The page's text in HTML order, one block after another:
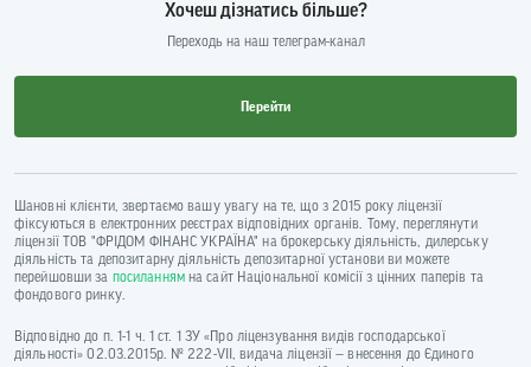
Хочеш дізнатись більше?
Переходь на наш телеграм-канал
Перейти
Шановні клієнти, звертаємо вашу увагу на те, що з 2015 року ліцензії
фіксуються в електронних реєстрах відповідних органів. Тому, переглянути
ліцензії ТОВ "ФРІДОМ ФІНАНС УКРАЇНА" на брокерську діяльність, дилерську
діяльність та депозитарну діяльність депозитарної установи ви можете
перейшовши за посиланнямна сайт Національної комісії з цінних паперів та
фондового ринку.
Відповідно до п. 1-1 ч. 1 ст. 1 ЗУ «Про ліцензування видів господарської
діяльності» 02.03.2015р. № 222-VII, видача ліцензії — внесення до Єдиного